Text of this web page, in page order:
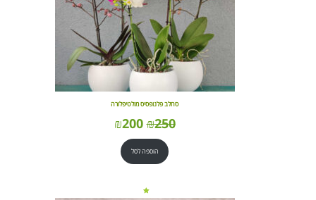
סחלב פלנופסיס מולטיפלורה
₪250
₪200
הוספה לסל